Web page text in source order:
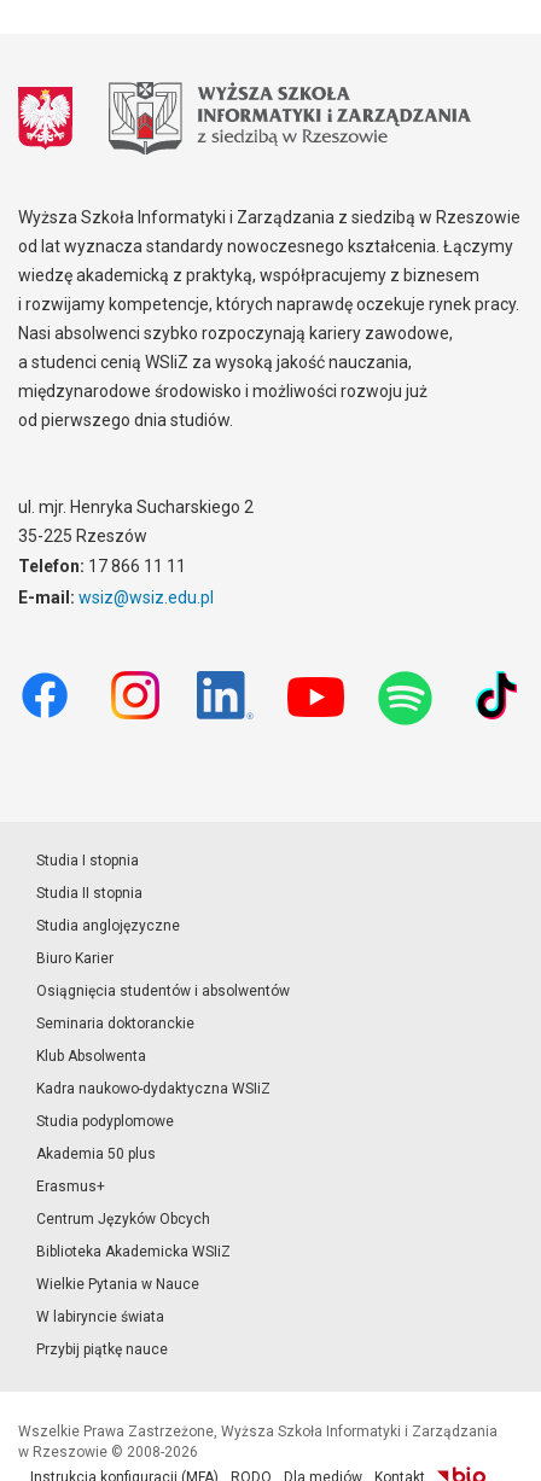
Wyższa Szkoła Informatyki i Zarządzania z siedzibą w Rzeszowie
od lat wyznacza standardy nowoczesnego kształcenia. Łączymy
wiedzę akademicką z praktyką, współpracujemy z biznesem
i rozwijamy kompetencje, których naprawdę oczekuje rynek pracy.
Nasi absolwenci szybko rozpoczynają kariery zawodowe,
a studenci cenią WSIiZ za wysoką jakość nauczania,
międzynarodowe środowisko i możliwości rozwoju już
od pierwszego dnia studiów.
ul. mjr. Henryka Sucharskiego 2
35-225 Rzeszów
Telefon: 17 866 11 11
E-mail: wsiz@wsiz.edu.pl
Studia I stopnia
Studia II stopnia
Studia anglojęzyczne
Biuro Karier
Osiągnięcia studentów i absolwentów
Seminaria doktoranckie
Klub Absolwenta
Kadra naukowo-dydaktyczna WSIiZ
Studia podyplomowe
Akademia 50 plus
Erasmus+
Centrum Języków Obcych
Biblioteka Akademicka WSIiZ
Wielkie Pytania w Nauce
W labiryncie świata
Przybij piątkę nauce
Wszelkie Prawa Zastrzeżone, Wyższa Szkoła Informatyki i Zarządzania
w Rzeszowie © 2008-2026